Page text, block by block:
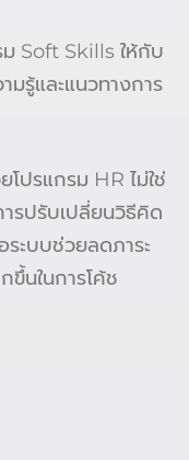
Soft Skills ให้กับ
รู้และแนวทางการ
ปรแกรม HR ไม่ใช่
ารปรับเปลี่ยนวิธีคิด
ระบบช่วยลดภาระ
ขึ้นในการโค้ช